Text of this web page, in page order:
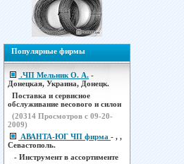
Популярные фирмы
.ЧП Мельник О. А. -
Донецкая, Украина, Донецк.
Поставка и сервисное
обслуживание весового и силои
(20314 Просмотров с 09-20-
2009)
АВАНТА-ЮГ ЧП фирма - , ,
Севастополь.
- Инструмент в ассортименте